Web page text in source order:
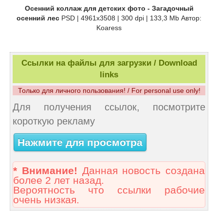
Осенний коллаж для детских фото - Загадочный
осенний лес PSD | 4961x3508 | 300 dpi | 133,3 Mb Автор:
Koaress
Ссылки на файлы для загрузки / Download
links
Только для личного пользования! / For personal use only!
Для получения ссылок, посмотрите
короткую рекламу
Нажмите для просмотра
* Внимание! Данная новость создана
более 2 лет назад.
Вероятность что ссылки рабочие
очень низкая.